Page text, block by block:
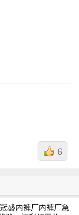
6
盛内裤厂内裤厂急